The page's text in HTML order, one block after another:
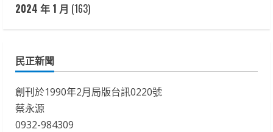
2024 年 1 月 (163)
民正新聞
創刊於1990年2月局版台訊0220號
蔡永源
0932-984309